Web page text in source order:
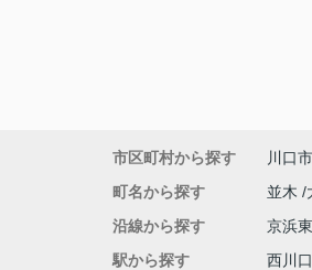
市区町村から探す 川口市
町名から探す
並木
沿線から探す
京浜
駅から探す
西川口